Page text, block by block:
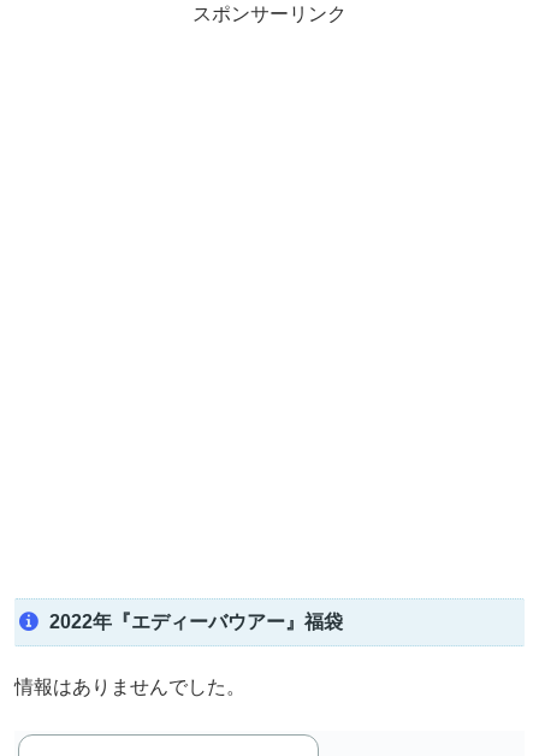
スポンサーリンク
2022年『エディーバウアー』福袋
情報はありませんでした。